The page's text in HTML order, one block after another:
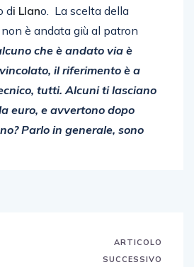
di Llano. La scelta della
è andata giù al patron
che è andato via è
il riferimento è a
tutti. Alcuni ti lasciano
euro, e avvertono dopo
Parlo in generale, sono
ARTICOLO
SUCCESSIVO